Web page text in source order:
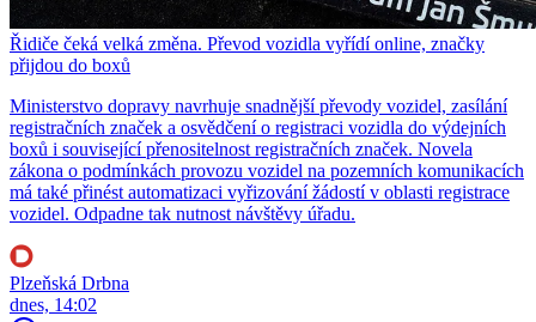
Řidiče čeká velká změna. Převod vozidla vyřídí online, značky
přijdou do boxů
Ministerstvo dopravy navrhuje snadnější převody vozidel, zasílání
registračních značek a osvědčení o registraci vozidla do výdejních
boxů i související přenositelnost registračních značek. Novela
zákona o podmínkách provozu vozidel na pozemních komunikacích
má také přinést automatizaci vyřizování žádostí v oblasti registrace
vozidel. Odpadne tak nutnost návštěvy úřadu.
Plzeňská Drbna
dnes, 14:02